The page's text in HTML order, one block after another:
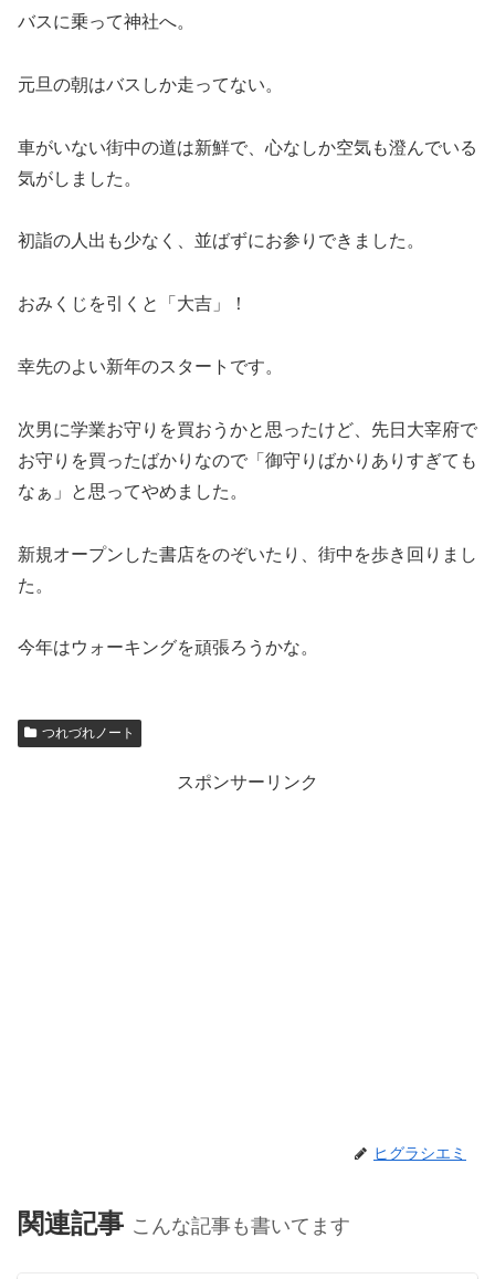
バスに乗って神社へ。
元旦の朝はバスしか走ってない。
車がいない街中の道は新鮮で、心なしか空気も澄んでいる
気がしました。
初詣の人出も少なく、並ばずにお参りできました。
おみくじを引くと「大吉」！
幸先のよい新年のスタートです。
次男に学業お守りを買おうかと思ったけど、先日大宰府で
お守りを買ったばかりなので「御守りばかりありすぎても
なぁ」と思ってやめました。
新規オープンした書店をのぞいたり、街中を歩き回りまし
た。
今年はウォーキングを頑張ろうかな。
つれづれノート
スポンサーリンク
ヒグラシエミ
関連記事 こんな記事も書いてます